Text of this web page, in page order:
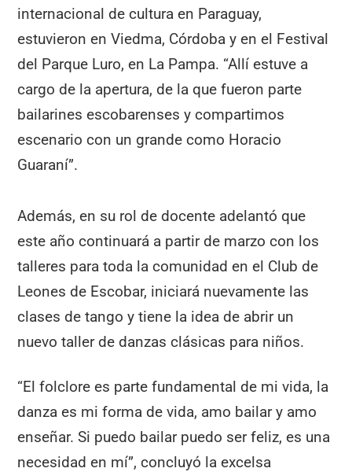
internacional de cultura en Paraguay,
estuvieron en Viedma, Córdoba y en el Festival
del Parque Luro, en La Pampa. “Allí estuve a
cargo de la apertura, de la que fueron parte
bailarines escobarenses y compartimos
escenario con un grande como Horacio
Guaraní”.
Además, en su rol de docente adelantó que
este año continuará a partir de marzo con los
talleres para toda la comunidad en el Club de
Leones de Escobar, iniciará nuevamente las
clases de tango y tiene la idea de abrir un
nuevo taller de danzas clásicas para niños.
“El folclore es parte fundamental de mi vida, la
danza es mi forma de vida, amo bailar y amo
enseñar. Si puedo bailar puedo ser feliz, es una
necesidad en mí”, concluyó la excelsa